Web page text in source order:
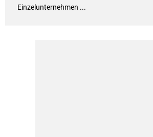
Einzelunternehmen ...